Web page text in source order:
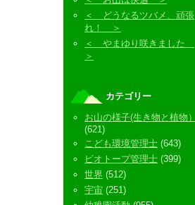
＜ どうなるツバメ、頑張
れ！ ＞
＜ やまゆり咲きました
＞
カテゴリー
お山の様子(生き物と植物）
(621)
こども環境管理士 (643)
ビオトープ管理士 (399)
世界 (512)
宇宙 (251)